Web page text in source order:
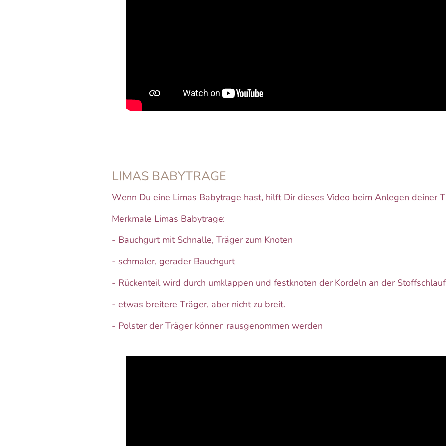
LIMAS BABYTRAGE
Wenn Du eine Limas Babytrage hast, hilft Dir dieses Video beim Anlegen deiner
Merkmale Limas Babytrage:
- Bauchgurt mit Schnalle, Träger zum Knoten
- schmaler, gerader Bauchgurt
- Rückenteil wird durch umklappen und festknoten der Kordeln an der
- etwas breitere Träger, aber nicht zu breit.
- Polster der Träger können rausgenommen werden